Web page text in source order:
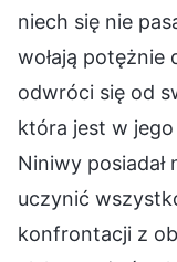
niech się nie
wołają potężnie
odwróci się od
która jest w jego
Niniwy posiadał
uczynić
konfrontacji z